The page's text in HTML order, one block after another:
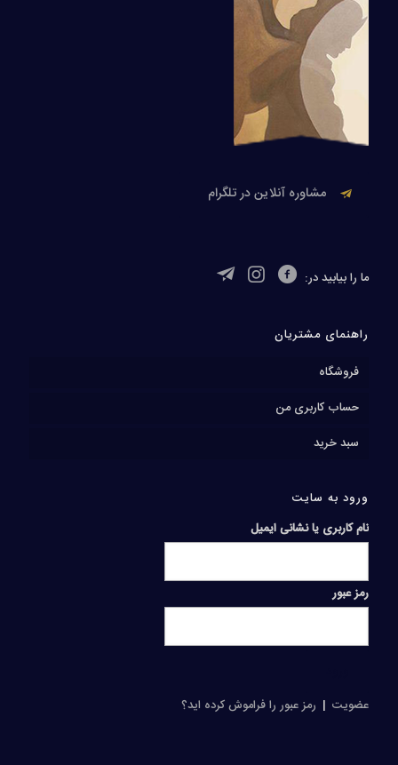
مشاوره آنلاین در تلگرام
ما را بیابید در:
راهنمای مشتریان
فروشگاه
حساب کاربری من
سبد خرید
ورود به سایت
نام کاربری یا نشانی ایمیل
رمز عبور
عضویت | رمز عبور را فراموش کرده اید؟